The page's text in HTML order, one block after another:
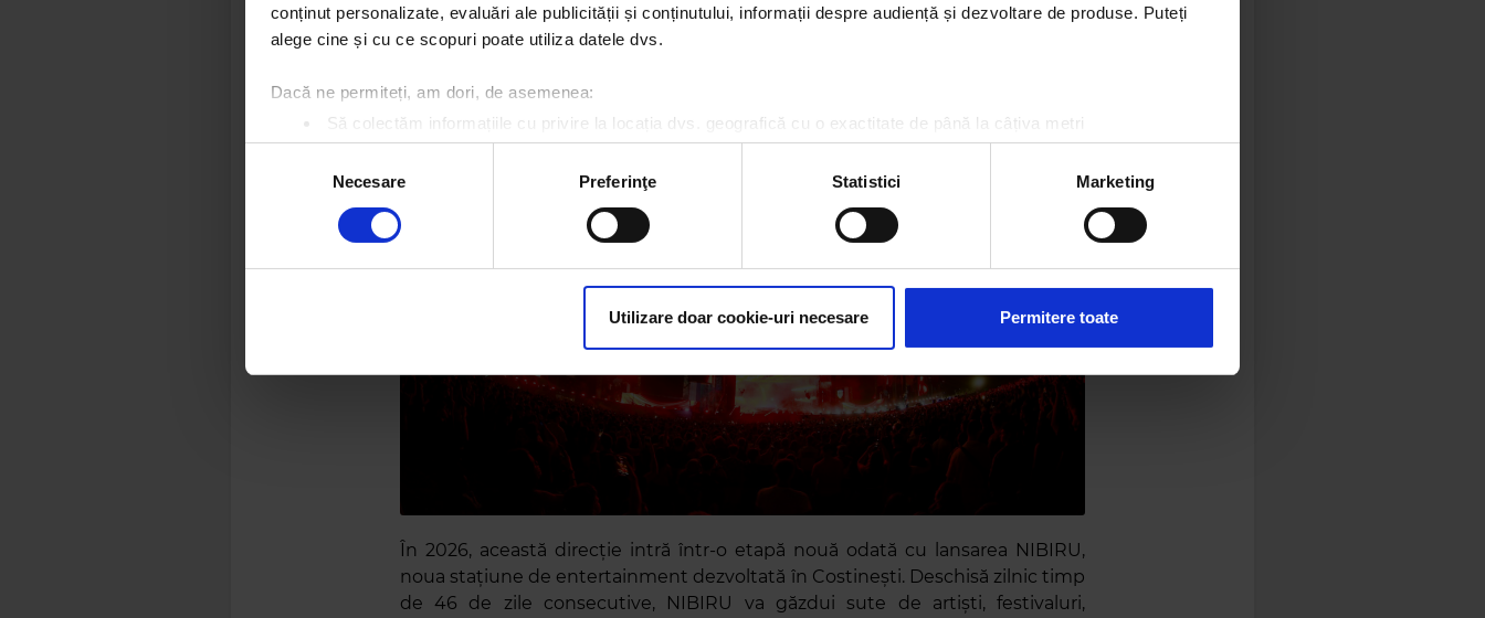
conținut personalizate, evaluări ale publicității și conținutului, informații despre audiență și dezvoltare de produse. Puteți
alege cine și cu ce scopuri poate utiliza datele dvs.
Dacă ne permiteți, am dori, de asemenea:
Să colectăm informațiile cu privire la locația dvs. geografică cu o exactitate de până la câțiva metri
Să vă identificăm dispozitivul scanândul-l în mod activ după caracteristici specifice (amprentare)
Găsiți mai multe informații despre procesarea datelor dvs. personale și configurați-vă preferințele la
secțiunea cu detalii
Vă puteți modifica sau retrage oricând acordul din Declarația despre modulele cookie.
traficul. De asemenea, le oferim partenerilor de rețele sociale, de publicitate și de analize informații cu privire la modul în
care folosiți site-ul nostru. Aceștia le pot combina cu alte informații oferite de dvs. sau culese în urma folosirii serviciilor
consimțământului
Necesare Preferinţe Statistici Marketing
Utilizare doar cookie-uri necesare Permitere toate
sau de numărul de zile petrecute la mare.
În 2026, această direcție intră într-o etapă nouă odată cu lansarea NIBIRU,
noua stațiune de entertainment dezvoltată în Costinești. Deschisă zilnic timp
de 46 de zile consecutive, NIBIRU va găzdui sute de artiști, festivaluri,